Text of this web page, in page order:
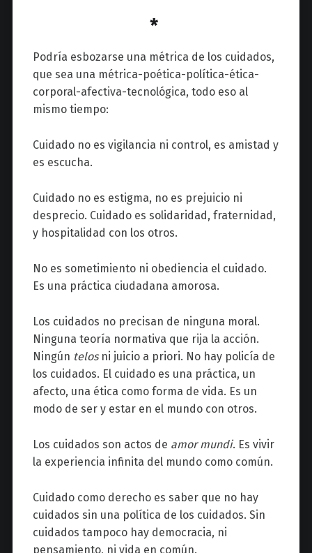
*
Podría esbozarse una métrica de los cuidados,
que sea una métrica-poética-política-ética-
corporal-afectiva-tecnológica, todo eso al
mismo tiempo:
Cuidado no es vigilancia ni control, es amistad y
es escucha.
Cuidado no es estigma, no es prejuicio ni
desprecio. Cuidado es solidaridad, fraternidad,
y hospitalidad con los otros.
No es sometimiento ni obediencia el cuidado.
Es una práctica ciudadana amorosa.
Los cuidados no precisan de ninguna moral.
Ninguna teoría normativa que rija la acción.
Ningún telosni juicio a priori. No hay policía de
los cuidados. El cuidado es una práctica, un
afecto, una ética como forma de vida. Es un
modo de ser y estar en el mundo con otros.
Los cuidados son actos de amor mundi. Es vivir
la experiencia infinita del mundo como común.
Cuidado como derecho es saber que no hay
cuidados sin una política de los cuidados. Sin
cuidados tampoco hay democracia, ni
pensamiento, ni vida en común.